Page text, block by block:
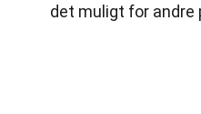
det muligt for andre